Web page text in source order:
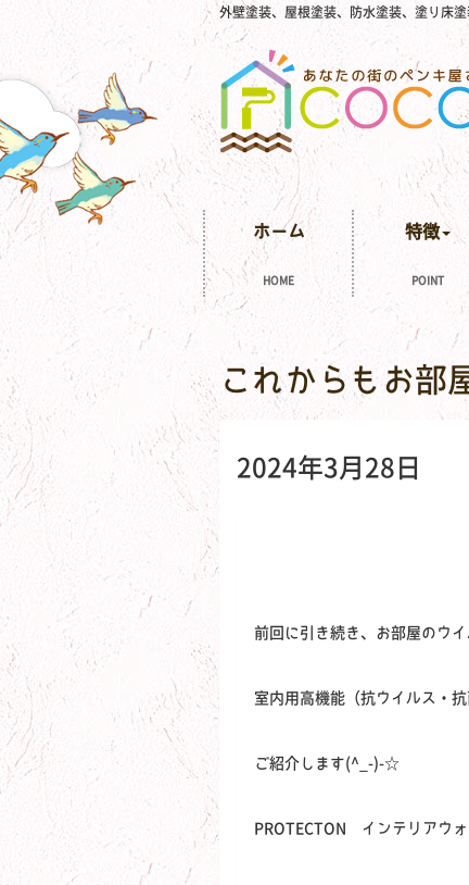
外壁塗装、屋根塗装、防水塗装、塗り床
HOME
ホーム
POINT
特徴
これからもお部
2024年3月28日
前回に引き続き、お部屋のウ
室内用高機能（抗ウイルス・
ご紹介します(^_-)-☆
PROTECTON インテリアウ